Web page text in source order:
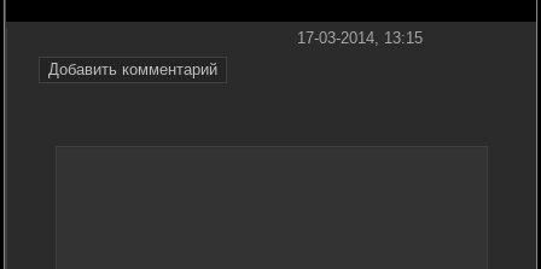
Добавить комментарий
17-03-2014, 13:15